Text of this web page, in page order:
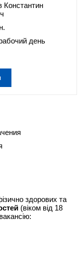
день
здорових та
(віком від 18